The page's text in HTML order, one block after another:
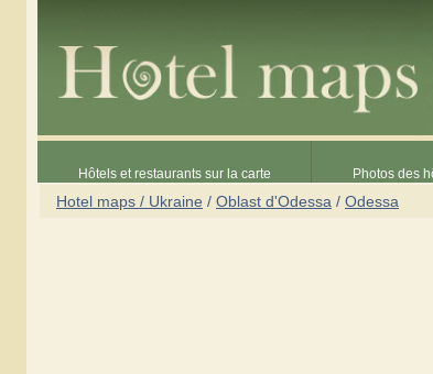
Hôtels et restaurants sur la carte Photos des
Hotel maps / Ukraine / Oblast d'Odessa / Odessa